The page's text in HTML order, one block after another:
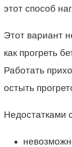
этот способ
Этот вариант
как прогреть
Работать
остыть
Недостатками